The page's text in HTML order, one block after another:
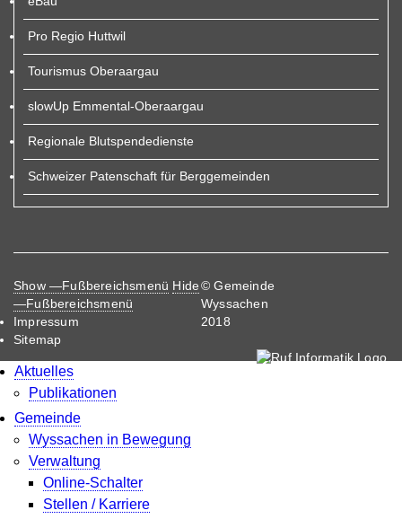
Pro Regio Huttwil
Tourismus Oberaargau
slowUp Emmental-Oberaargau
Regionale Blutspendedienste
Schweizer Patenschaft für Berggemeinden
Fußbereichsmenü
Show —Fußbereichsmenü Hide
—Fußbereichsmenü
Impressum
Sitemap
© Gemeinde
Wyssachen
2018
Aktuelles
Publikationen
Gemeinde
Wyssachen in Bewegung
Verwaltung
Online-Schalter
Stellen / Karriere